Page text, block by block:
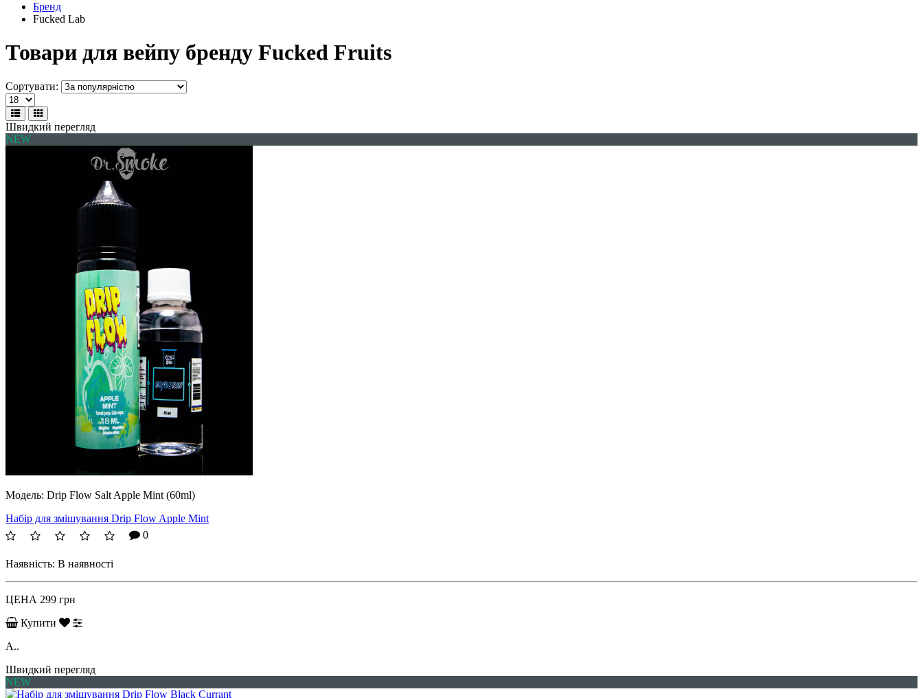
Бренд
Fucked Lab
Товари для вейпу бренду Fucked Fruits
Сортувати:
Швидкий перегляд
NEW
Модель: Drip Flow Salt Apple Mint (60ml)
Набір для змішування Drip Flow Apple Mint
0
Наявність: В наявності
ЦЕНА 299 грн
Купити
A..
Швидкий перегляд
NEW